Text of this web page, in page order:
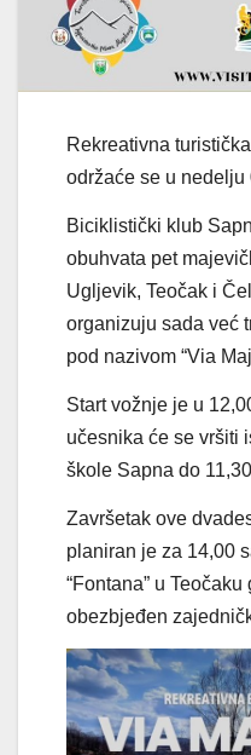
Rekreativna
održaće se u
Biciklistički klub
obuhvata pet
Ugljevik, Teočak i
organizuju sada već
pod nazivom “Via
Start vožnje je u
učesnika će se vršiti
škole Sapna do
Završetak ove
planiran je za 14,00
“Fontana” u
obezbjeđen